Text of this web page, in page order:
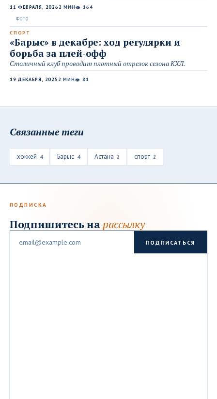
11 ФЕВРАЛЯ, 2026 2 МИН👁 164
СПОРТ
«Барыс» в декабре: ход регулярки и
борьба за плей-офф
Столичный клуб проводит плотный отрезок сезона КХЛ.
19 ДЕКАБРЯ, 2025 2 МИН👁 81
Связанные теги
хоккей 4 Барыс 4 Астана 2 спорт 2
ПОДПИСКА
Подпишитесь на рассылку
ПОДПИСАТЬСЯ